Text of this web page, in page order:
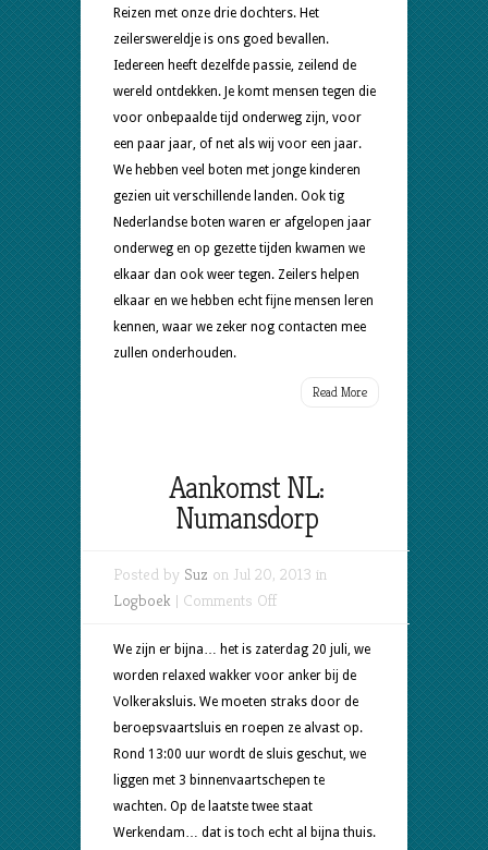
after
Reizen met onze drie dochters. Het
zeilerswereldje is ons goed bevallen.
Iedereen heeft dezelfde passie, zeilend de
wereld ontdekken. Je komt mensen tegen die
voor onbepaalde tijd onderweg zijn, voor
een paar jaar, of net als wij voor een jaar.
We hebben veel boten met jonge kinderen
gezien uit verschillende landen. Ook tig
Nederlandse boten waren er afgelopen jaar
onderweg en op gezette tijden kwamen we
elkaar dan ook weer tegen. Zeilers helpen
elkaar en we hebben echt fijne mensen leren
kennen, waar we zeker nog contacten mee
zullen onderhouden.
Read More
Aankomst NL:
Numansdorp
Posted by Suz on Jul 20, 2013 in
Logboek | Comments Offon
NL:
Numansdorp
We zijn er bijna… het is zaterdag 20 juli, we
worden relaxed wakker voor anker bij de
Volkeraksluis. We moeten straks door de
beroepsvaartsluis en roepen ze alvast op.
Rond 13:00 uur wordt de sluis geschut, we
liggen met 3 binnenvaartschepen te
wachten. Op de laatste twee staat
Werkendam… dat is toch echt al bijna thuis.